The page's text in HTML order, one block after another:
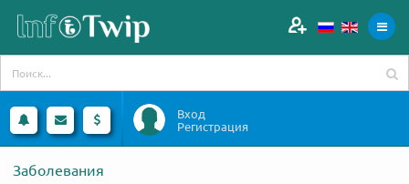
Вход
Регистрация
Заболевания